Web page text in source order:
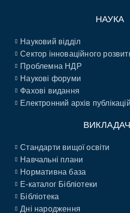
НАУКА
Науковий відділ
Сектор інноваційного
Проблемна НДР
Наукові форуми
Фахові видання
Електронний архів публікацій
Стандарти вищої освіти
Навчальні плани
Нормативна база
E-каталог Бібліотеки
Бібліотека
Дні народження